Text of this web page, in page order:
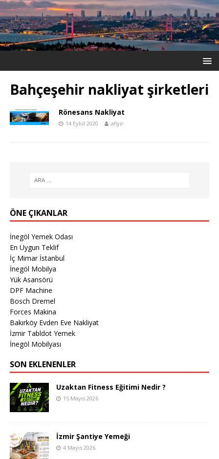
Bahçeşehir nakliyat şirketleri
Rönesans Nakliyat
14 Eylül 2020 afiyir
ÖNE ÇIKANLAR
İnegöl Yemek Odası
En Uygun Teklif
İç Mimar İstanbul
İnegöl Mobilya
Yük Asansörü
DPF Machine
Bosch Dremel
Forces Makina
Bakırköy Evden Eve Nakliyat
İzmir Tabldot Yemek
İnegöl Mobilyası
SON EKLENENLER
Uzaktan Fitness Eğitimi Nedir ?
15 Mayıs 2026
İzmir Şantiye Yemeği
4 Mayıs 2026